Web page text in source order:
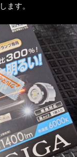
ます。